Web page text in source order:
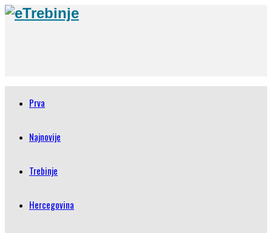
Prva
Najnovije
Trebinje
Hercegovina